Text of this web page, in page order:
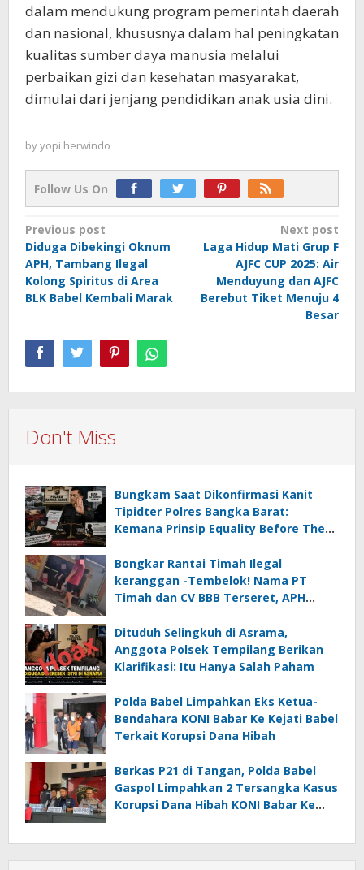
dalam mendukung program pemerintah daerah
dan nasional, khususnya dalam hal peningkatan
kualitas sumber daya manusia melalui
perbaikan gizi dan kesehatan masyarakat,
dimulai dari jenjang pendidikan anak usia dini.
byyopi herwindo
Follow Us On
Post
navigation
Previous post
Diduga Dibekingi Oknum
APH, Tambang Ilegal
Kolong Spiritus di Area
BLK Babel Kembali Marak
Next post
Laga Hidup Mati Grup F
AJFC CUP 2025: Air
Menduyung dan AJFC
Berebut Tiket Menuju 4
Besar
Don't Miss
Bungkam Saat Dikonfirmasi Kanit
Tipidter Polres Bangka Barat:
Kemana Prinsip Equality Before The
Bongkar Rantai Timah Ilegal
keranggan -Tembelok! Nama PT
Timah dan CV BBB Terseret, APH
Dituduh Selingkuh di Asrama,
Anggota Polsek Tempilang Berikan
Klarifikasi: Itu Hanya Salah Paham
Polda Babel Limpahkan Eks Ketua-
Bendahara KONI Babar Ke Kejati Babel
Terkait Korupsi Dana Hibah
Berkas P21 di Tangan, Polda Babel
Gaspol Limpahkan 2 Tersangka Kasus
Korupsi Dana Hibah KONI Babar Ke